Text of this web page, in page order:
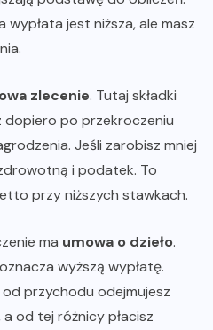
wypłata jest niższa, ale masz
zlecenie. Tutaj składki
dopiero po przekroczeniu
Jeśli zarobisz mniej
i podatek. To
przy niższych stawkach.
ma umowa o dzieło.
wyższą wypłatę.
przychodu odejmujesz
od tej różnicy płacisz